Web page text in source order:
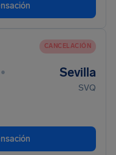
CANCELACIÓN
• Sevilla
SVQ